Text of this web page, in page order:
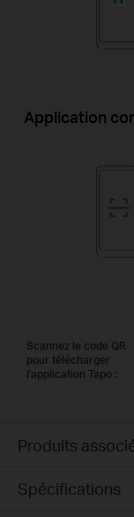
Application
Scannez le code QR
pour télécharger
l'application Tapo :
Produits
Spécifications